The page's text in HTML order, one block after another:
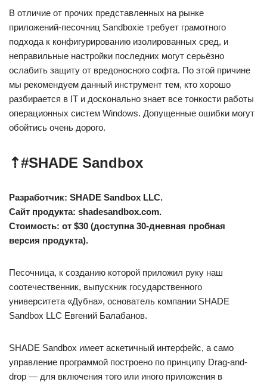
В отличие от прочих представленных на рынке
приложений-песочниц Sandboxie требует грамотного
подхода к конфигурированию изолированных сред, и
неправильные настройки последних могут серьёзно
ослабить защиту от вредоносного софта. По этой причине
мы рекомендуем данный инструмент тем, кто хорошо
разбирается в IT и досконально знает все тонкости работы
операционных систем Windows. Допущенные ошибки могут
обойтись очень дорого.
⇡#SHADE Sandbox
Разработчик: SHADE Sandbox LLC.
Сайт продукта: shadesandbox.com.
Стоимость: от $30 (доступна 30-дневная пробная
версия продукта).
Песочница, к созданию которой приложил руку наш
соотечественник, выпускник государственного
университета «Дубна», основатель компании SHADE
Sandbox LLC Евгений Балабанов.
SHADE Sandbox имеет аскетичный интерфейс, а само
управление программой построено по принципу Drag-and-
drop — для включения того или иного приложения в